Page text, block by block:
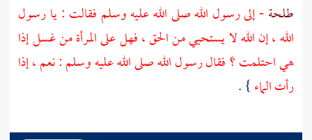
طلحة- إلى رسول الله صلى الله عليه وسلم فقالت : يا رسول
الله ، إن الله لا يستحيي من الحق ، فهل على المرأة من غسل إذا
هي احتلمت ؟ فقال رسول الله صلى الله عليه وسلم : نعم ، إذا
رأت الماء} .